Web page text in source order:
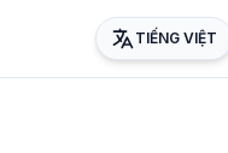
TIẾNG VIỆT